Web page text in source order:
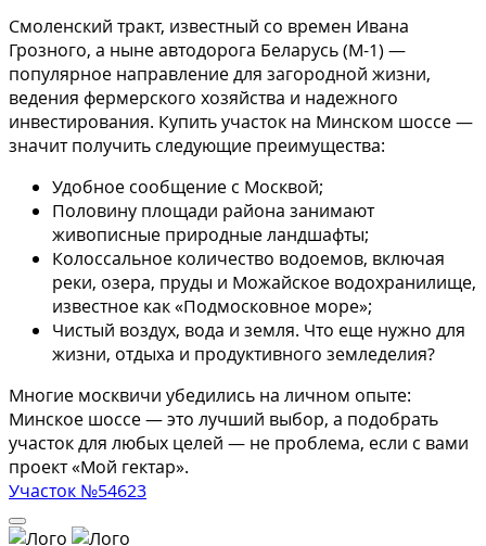
Смоленский тракт, известный со времен Ивана
Грозного, а ныне автодорога Беларусь (М-1) —
популярное направление для загородной жизни,
ведения фермерского хозяйства и надежного
инвестирования. Купить участок на Минском шоссе —
значит получить следующие преимущества:
Удобное сообщение с Москвой;
Половину площади района занимают
живописные природные ландшафты;
Колоссальное количество водоемов, включая
реки, озера, пруды и Можайское водохранилище,
известное как «Подмосковное море»;
Чистый воздух, вода и земля. Что еще нужно для
жизни, отдыха и продуктивного земледелия?
Многие москвичи убедились на личном опыте:
Минское шоссе — это лучший выбор, а подобрать
участок для любых целей — не проблема, если с вами
проект «Мой гектар».
Участок №54623